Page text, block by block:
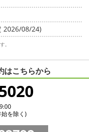
2026/08/24)
。
はこちらから
を除く)